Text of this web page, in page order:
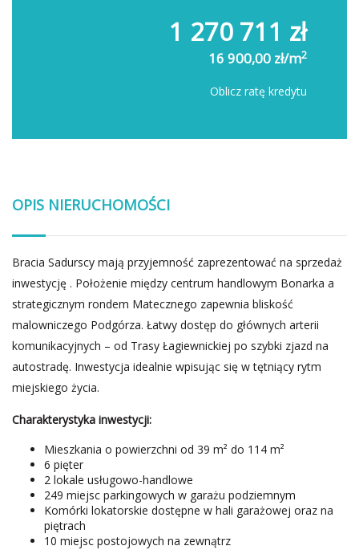
1 270 711 zł
16 900,00 zł/m2
Oblicz ratę kredytu
OPIS NIERUCHOMOŚCI
Bracia Sadurscy mają przyjemność zaprezentować na sprzedaż
inwestycję . Położenie między centrum handlowym Bonarka a
strategicznym rondem Matecznego zapewnia bliskość
malowniczego Podgórza. Łatwy dostęp do głównych arterii
komunikacyjnych – od Trasy Łagiewnickiej po szybki zjazd na
autostradę. Inwestycja idealnie wpisując się w tętniący rytm
miejskiego życia.
Charakterystyka inwestycji:
Mieszkania o powierzchni od 39 m² do 114 m²
6 pięter
2 lokale usługowo-handlowe
249 miejsc parkingowych w garażu podziemnym
Komórki lokatorskie dostępne w hali garażowej oraz na
piętrach
10 miejsc postojowych na zewnątrz